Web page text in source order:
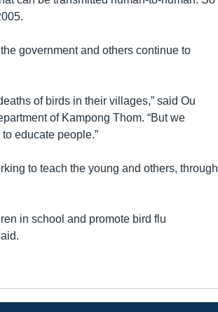
government and others continue to
of birds in their villages,” said Ou
of Kampong Thom. “But we
educate people.”
to teach the young and others, through
in school and promote bird flu